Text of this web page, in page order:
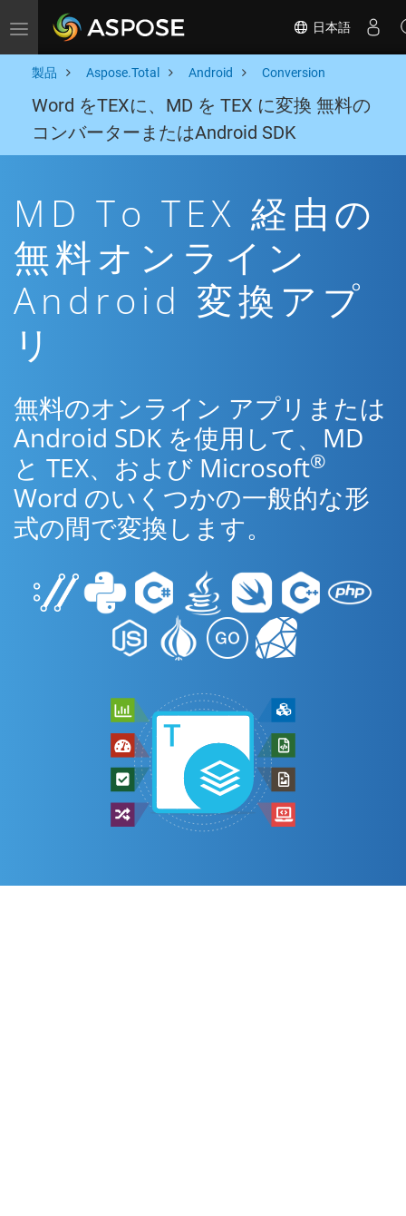
Toggle navigation 日本語
製品 Aspose.Total Android Conversion
Word をTEXに、MD を TEX に変換 無料の
コンバーターまたはAndroid SDK
MD To TEX 経由の
無料オンライン
Android 変換アプ
リ
無料のオンライン アプリまたは
Android SDK を使用して、MD
と TEX、および Microsoft®
Word のいくつかの一般的な形
式の間で変換します。